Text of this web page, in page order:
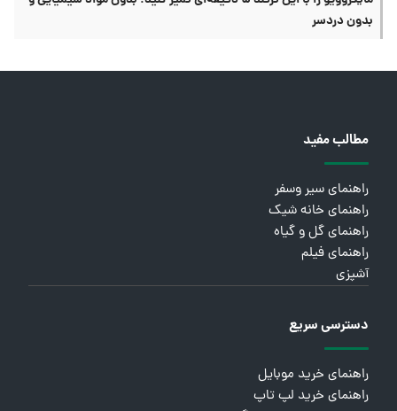
بدون دردسر
مطالب مفید
راهنمای سیر وسفر
راهنمای خانه شیک
راهنمای گل و گیاه
راهنمای فیلم
آشپزی
دسترسی سریع
راهنمای خرید موبایل
راهنمای خرید لپ تاپ